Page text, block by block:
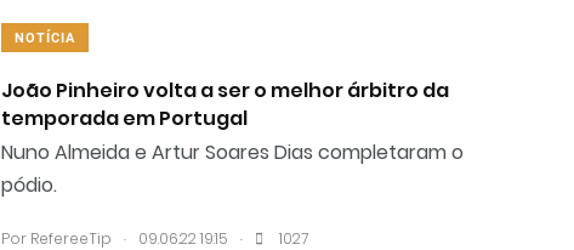
NOTÍCIA
João Pinheiro volta a ser o melhor árbitro da
temporada em Portugal
Nuno Almeida e Artur Soares Dias completaram o
pódio.
Por RefereeTip . 09.06.22 19:15 . 1027